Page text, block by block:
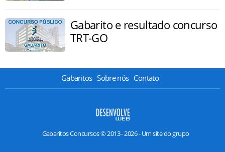
Gabarito e resultado concurso
TRT-GO
Gabaritos Sobre nós Contato
Gabaritos Concursos © 2013 - 2026 - Um site do grupo